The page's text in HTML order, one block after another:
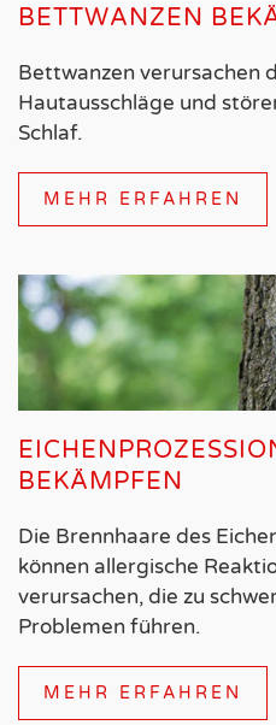
BETTWANZEN
Bettwanzen verursachen
Hautausschläge und
Schlaf.
MEHR ERFAHREN
BEKÄMPFEN
Die Brennhaare des
können allergische
verursachen, die zu
Problemen führen.
MEHR ERFAHREN